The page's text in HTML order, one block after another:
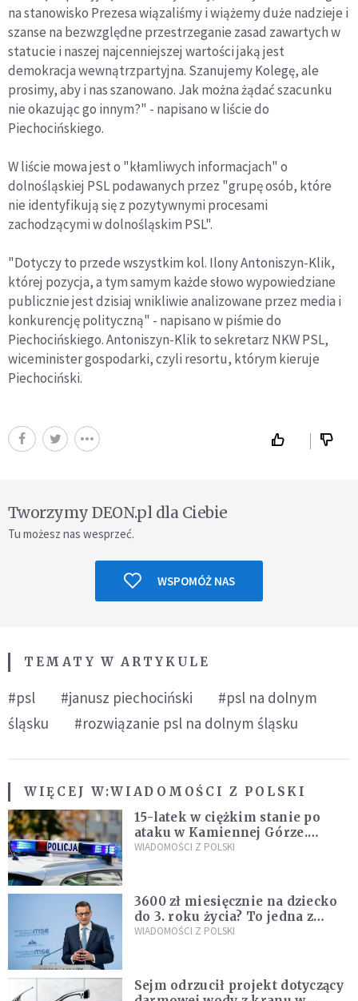
na stanowisko Prezesa wiązaliśmy i wiążemy duże nadzieje i
szanse na bezwzględne przestrzeganie zasad zawartych w
statucie i naszej najcenniejszej wartości jaką jest
demokracja wewnątrzpartyjna. Szanujemy Kolegę, ale
prosimy, aby i nas szanowano. Jak można żądać szacunku
nie okazując go innym?" - napisano w liście do
Piechocińskiego.
W liście mowa jest o "kłamliwych informacjach" o
dolnośląskiej PSL podawanych przez "grupę osób, które
nie identyfikują się z pozytywnymi procesami
zachodzącymi w dolnośląskim PSL".
"Dotyczy to przede wszystkim kol. Ilony Antoniszyn-Klik,
której pozycja, a tym samym każde słowo wypowiedziane
publicznie jest dzisiaj wnikliwie analizowane przez media i
konkurencję polityczną" - napisano w piśmie do
Piechocińskiego. Antoniszyn-Klik to sekretarz NKW PSL,
wiceminister gospodarki, czyli resortu, którym kieruje
Piechociński.
Tworzymy DEON.pl dla Ciebie
Tu możesz nas wesprzeć.
WSPOMÓŻ NAS
TEMATY W ARTYKULE
#psl #janusz piechociński
#psl na dolnym
śląsku
#rozwiązanie psl na dolnym śląsku
WIĘCEJ W:WIADOMOŚCI Z POLSKI
15-latek w ciężkim stanie po
ataku w Kamiennej Górze.
Policja zatrzymała dwóch
WIADOMOŚCI Z POLSKI
3600 zł miesięcznie na dziecko
do 3. roku życia? To jedna z
propozycji programu "Rozwój
WIADOMOŚCI Z POLSKI
Sejm odrzucił projekt dotyczący